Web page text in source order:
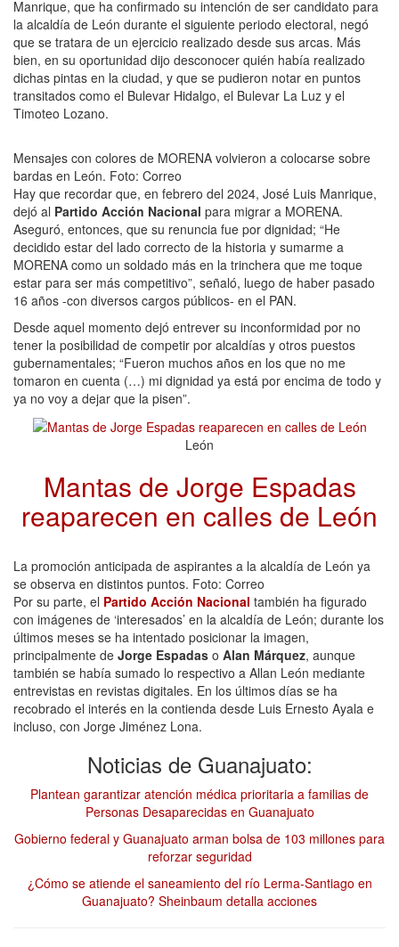
Manrique, que ha confirmado su intención de ser candidato para
la alcaldía de León durante el siguiente periodo electoral, negó
que se tratara de un ejercicio realizado desde sus arcas. Más
bien, en su oportunidad dijo desconocer quién había realizado
dichas pintas en la ciudad, y que se pudieron notar en puntos
transitados como el Bulevar Hidalgo, el Bulevar La Luz y el
Timoteo Lozano.
Mensajes con colores de MORENA volvieron a colocarse sobre
bardas en León. Foto: Correo
Hay que recordar que, en febrero del 2024, José Luis Manrique,
dejó al Partido Acción Nacional para migrar a MORENA.
Aseguró, entonces, que su renuncia fue por dignidad; “He
decidido estar del lado correcto de la historia y sumarme a
MORENA como un soldado más en la trinchera que me toque
estar para ser más competitivo”, señaló, luego de haber pasado
16 años -con diversos cargos públicos- en el PAN.
Desde aquel momento dejó entrever su inconformidad por no
tener la posibilidad de competir por alcaldías y otros puestos
gubernamentales; “Fueron muchos años en los que no me
tomaron en cuenta (…) mi dignidad ya está por encima de todo y
ya no voy a dejar que la pisen”.
León
Mantas de Jorge Espadas
reaparecen en calles de León
La promoción anticipada de aspirantes a la alcaldía de León ya
se observa en distintos puntos. Foto: Correo
Por su parte, el Partido Acción Nacional también ha figurado
con imágenes de ‘interesados’ en la alcaldía de León; durante los
últimos meses se ha intentado posicionar la imagen,
principalmente de Jorge Espadas o Alan Márquez, aunque
también se había sumado lo respectivo a Allan León mediante
entrevistas en revistas digitales. En los últimos días se ha
recobrado el interés en la contienda desde Luis Ernesto Ayala e
incluso, con Jorge Jiménez Lona.
Noticias de Guanajuato:
Plantean garantizar atención médica prioritaria a familias de
Personas Desaparecidas en Guanajuato
Gobierno federal y Guanajuato arman bolsa de 103 millones para
reforzar seguridad
¿Cómo se atiende el saneamiento del río Lerma-Santiago en
Guanajuato? Sheinbaum detalla acciones